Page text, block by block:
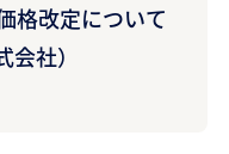
格改定について
社）